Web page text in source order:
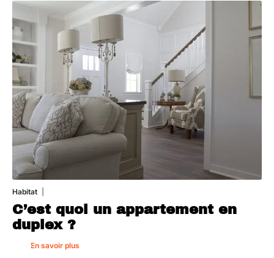
Habitat
C’est quoi un appartement en
duplex ?
En savoir plus